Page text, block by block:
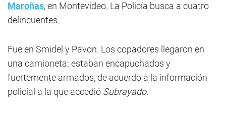
Maroñas, en Montevideo. La Policía busca a cuatro
delincuentes.
Fue en Smidel y Pavon. Los copadores llegaron en
una camioneta: estaban encapuchados y
fuertemente armados, de acuerdo a la información
policial a la que accedió Subrayado.